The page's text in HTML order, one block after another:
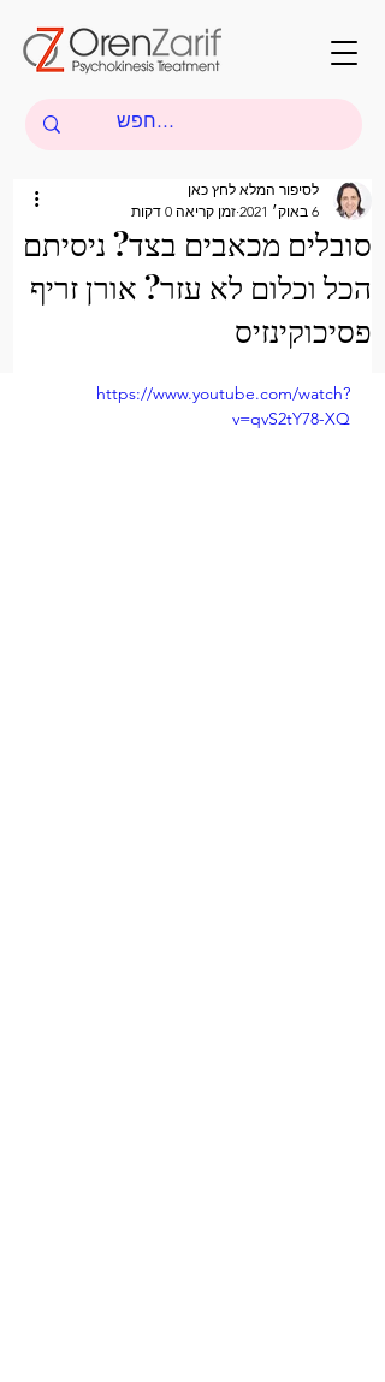
סובלים מכאבים בצד? ניסיתם
הכל וכלום לא עזר? אורן זריף
פסיכוקינזיס
לסיפור המלא לחץ כאן
6 באוק׳ 2021
זמן קריאה 0 דקות
https://www.youtube.com/watch?
v=qvS2tY78-XQ